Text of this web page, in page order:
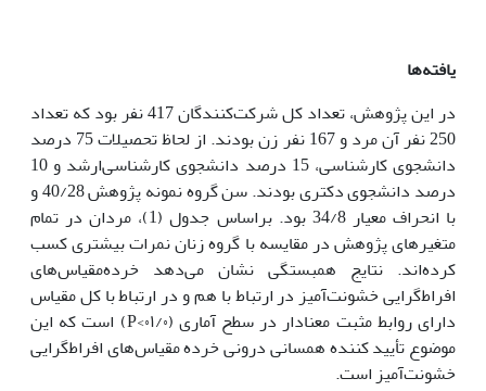
یافته‌ها
در این پژوهش، تعداد کل شرکت‌کنندگان 417 نفر بود که تعداد
250 نفر آن مرد و 167 نفر زن بودند. از لحاظ تحصیلات 75 درصد
دانشجوی کارشناسی، 15 درصد دانشجوی کارشناسی‌ارشد و 10
درصد دانشجوی دکتری بودند. سن گروه نمونه پژوهش 40/28 و
با انحراف معیار 34/8 بود. براساس جدول (1)، مردان در تمام
متغیرهای پژوهش در مقایسه با گروه زنان نمرات بیشتری کسب
کرده‌اند. نتایج همبستگی نشان می‌دهد خرده‌مقیاس‌های
افراط‌گرایی خشونت‌آمیز در ارتباط با هم و در ارتباط با کل مقیاس
دارای روابط مثبت معنادار در سطح آماری (۰۱/۰>P) است که این
موضوع تأیید کننده همسانی درونی خرده مقیاس‌های افراط‌گرایی
خشونت‌آمیز است.